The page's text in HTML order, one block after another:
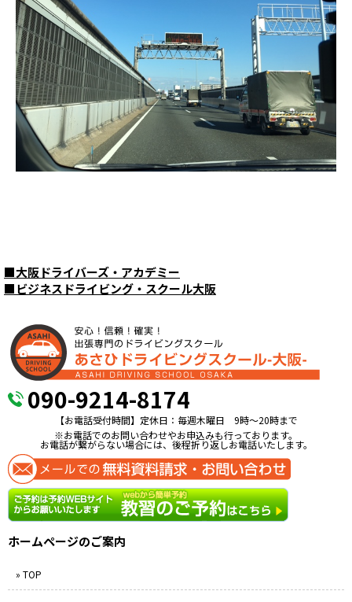
■大阪ドライバーズ・アカデミー
■ビジネスドライビング・スクール大阪
090-9214-8174
【お電話受付時間】定休日：毎週木曜日 9時〜20時まで
※お電話でのお問い合わせやお申込みも行っております。
お電話が繋がらない場合には、後程折り返しお電話いたします。
ホームページのご案内
» TOP